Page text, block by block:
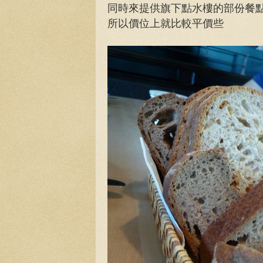
同時來提供旗下點水樓的部份餐
所以價位上就比較平價些